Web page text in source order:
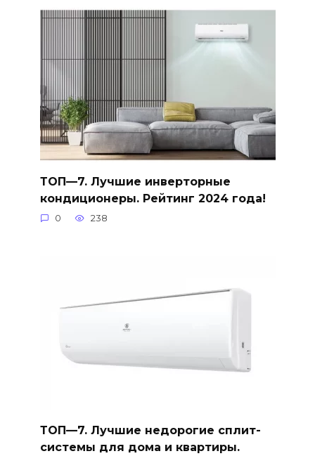
ТОП—7. Лучшие инверторные
кондиционеры. Рейтинг 2024 года!
0 238
ТОП—7. Лучшие недорогие сплит-
системы для дома и квартиры.